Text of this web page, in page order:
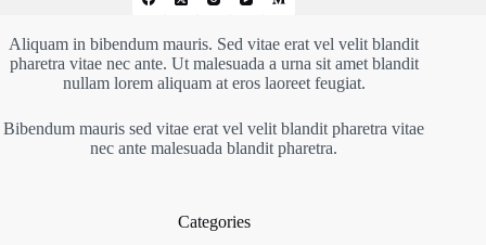
Aliquam in bibendum mauris. Sed vitae erat vel velit blandit
pharetra vitae nec ante. Ut malesuada a urna sit amet blandit
nullam lorem aliquam at eros laoreet feugiat.
Bibendum mauris sed vitae erat vel velit blandit pharetra vitae
nec ante malesuada blandit pharetra.
Categories